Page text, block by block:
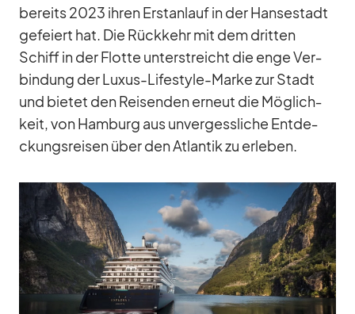
be­reits 2023 ih­ren Erst­an­lauf in der Han­se­stadt
ge­fei­ert hat. Die Rück­kehr mit dem drit­ten
Schiff in der Flotte un­ter­streicht die enge Ver­
bin­dung der Lu­xus-Life­style-Marke zur Stadt
und bie­tet den Rei­sen­den er­neut die Mög­lich­
keit, von Ham­burg aus un­ver­gess­li­che Ent­de­
ckungs­rei­sen über den At­lan­tik zu er­le­ben.